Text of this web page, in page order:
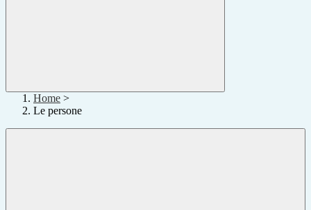
Home >
Le persone